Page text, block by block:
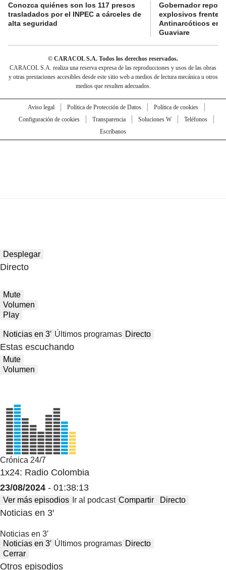
Conozca quiénes son los 117 presos
trasladados por el INPEC a cárceles de
alta seguridad
Gobernador
explosivos frente a
Antinarcóticos en
Guaviare
© CARACOL S.A. Todos los derechos reservados.
CARACOL S.A. realiza una reserva expresa de las reproducciones y usos de las obras
y otras prestaciones accesibles desde este sitio web a medios de lectura mecánica u otros
medios que resulten adecuados.
Aviso legal Política de Protección de Datos
Política de cookies
Configuración de cookies
Transparencia Soluciones W
Teléfonos
Escríbanos
Desplegar
Directo
Mute
Volumen
Play
Noticias en 3′ Últimos programas Directo
Estas escuchando
Mute
Volumen
Crónica 24/7
1x24: Radio Colombia
23/08/2024 - 01:38:13
Ver más episodios Ir al podcast Compartir Directo
Noticias en 3′
Noticias en 3′
Noticias en 3′ Últimos programas Directo
Cerrar
Otros episodios